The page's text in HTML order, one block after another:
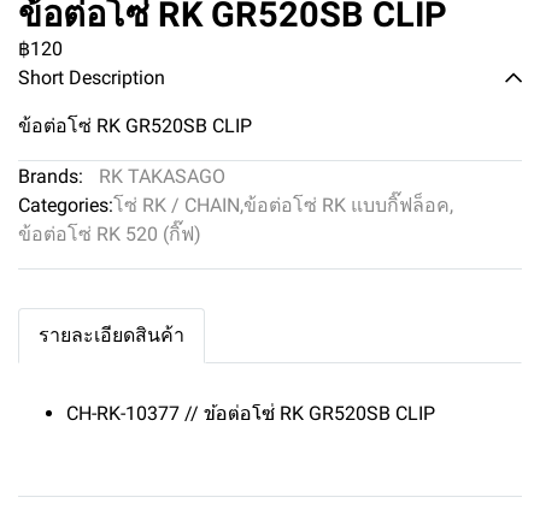
ข้อต่อโซ่ RK GR520SB CLIP
฿120
Short Description
ข้อต่อโซ่ RK GR520SB CLIP
Brands:
RK TAKASAGO
Categories:โซ่ RK / CHAIN,ข้อต่อโซ่ RK แบบกิ๊ฟล็อค,
ข้อต่อโซ่ RK 520 (กิ๊ฟ)
รายละเอียดสินค้า
CH-RK-10377 // ข้อต่อโซ่ RK GR520SB CLIP